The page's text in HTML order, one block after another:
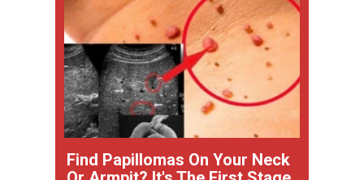
Find Papillomas On Your Neck